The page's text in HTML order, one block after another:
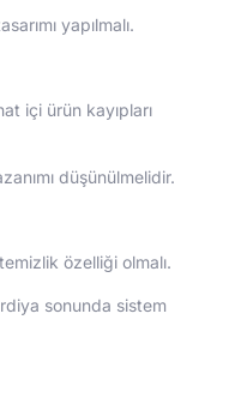
yapılmalı.
içi ürün kayıpları
düşünülmelidir.
özelliği olmalı.
sonunda sistem